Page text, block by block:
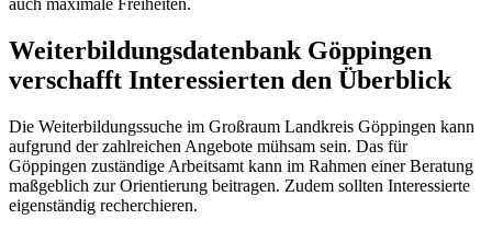
Weiterbildungsdatenbank Göppingen
verschafft Interessierten den Überblick
Die Weiterbildungssuche im Großraum Landkreis Göppingen kann
aufgrund der zahlreichen Angebote mühsam sein. Das für
Göppingen zuständige Arbeitsamt kann im Rahmen einer Beratung
maßgeblich zur Orientierung beitragen. Zudem sollten Interessierte
eigenständig recherchieren.